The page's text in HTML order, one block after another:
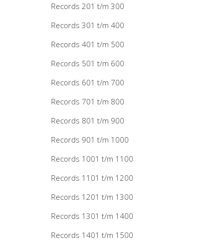
Records 201 t/m 300
Records 301 t/m 400
Records 401 t/m 500
Records 501 t/m 600
Records 601 t/m 700
Records 701 t/m 800
Records 801 t/m 900
Records 901 t/m 1000
Records 1001 t/m 1100
Records 1101 t/m 1200
Records 1201 t/m 1300
Records 1301 t/m 1400
Records 1401 t/m 1500